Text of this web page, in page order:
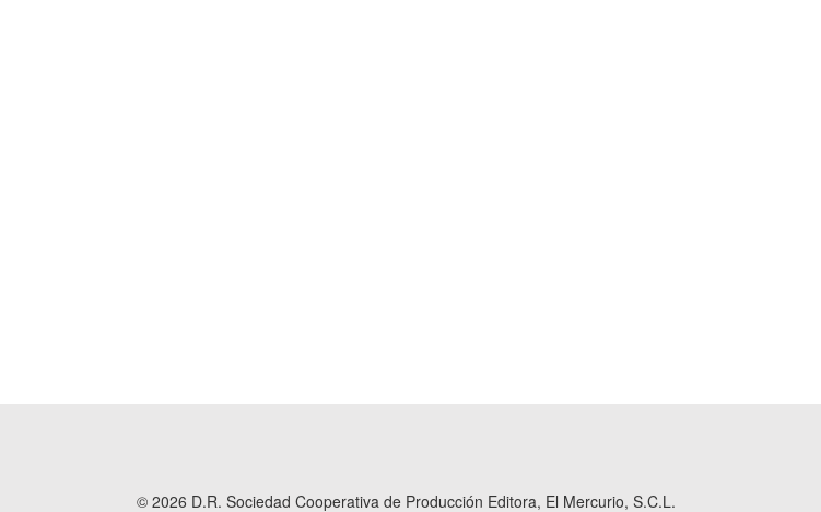
© 2026 D.R. Sociedad Cooperativa de Producción Editora, El Mercurio, S.C.L.